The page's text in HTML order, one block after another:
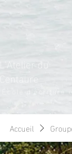
L'Atelier du
Centaure
École d'écriture
Accueil